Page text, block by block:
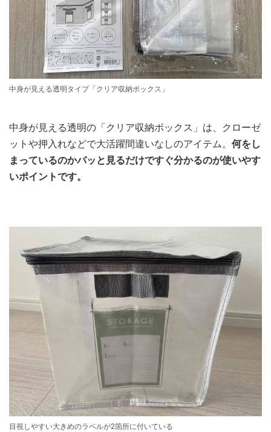
中身が見える透明タイプ「クリア収納ボックス」
中身が見える透明の「クリア収納ボックス」は、クローゼ
ットや押入れなどで大活躍間違いなしのアイテム。 何をし
まっているのかパッと見るだけですぐ分かるのが使いやす
いポイントです。
目視しやすい大きめのラベルが2箇所に付いている